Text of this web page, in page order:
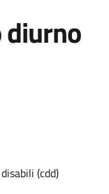
diurno
(cdd)